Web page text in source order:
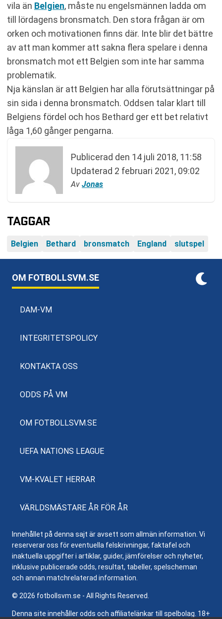
vila än Belgien, måste nu engelsmännen ladda om
till lördagens bronsmatch. Den stora frågan är om
orken och motivationen finns där. Inte blir det bättre
av att man kommer att sakna flera spelare i denna
bronsmatch mot ett Belgien som inte har samma
problematik.
Nja känslan är att Belgien har alla förutsättningar på
sin sida i denna bronsmatch. Oddsen talar klart till
Belgiens fördel och hos Bethard ger ett bet relativt
låga 1,60 gånger pengarna.
Publicerad den 14 juli 2018, 11:58
Updaterad 2 februari 2021, 09:02
Av Jonas
TAGGAR
Belgien Bethard bronsmatch England slutspel
OM FOTBOLLSVM.SE
DAM-VM
INTEGRITETSPOLICY
KONTAKTA OSS
ODDS PÅ VM
OM FOTBOLLSVM.SE
UEFA NATIONS LEAGUE
VM-KVALET HERRAR
VÄRLDSMÄSTARE ÅR FÖR ÅR
Innehållet på denna sajt är avsett som allmän information. Vi
reserverar oss för eventuella felskrivningar, faktafel och
inaktuella uppgifter i artiklar, guider, jämförelser och nyheter,
inklusive publicerade odds, resultat, tabeller, spelscheman
och annan matchrelaterad information.
© 2026 fotbollsvm.se - All Rights Reserved.
Denna site innehåller odds och affiliatelänkar till spelbolag. 18+